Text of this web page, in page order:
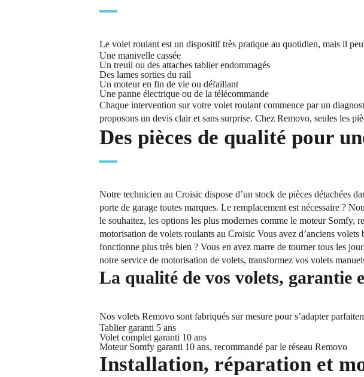
Le volet roulant est un dispositif très pratique au quotidien, mais il
Une manivelle cassée
Un treuil ou des attaches tablier endommagés
Des lames sorties du rail
Un moteur en fin de vie ou défaillant
Une panne électrique ou de la télécommande
Chaque intervention sur votre volet roulant commence par un
proposons un devis clair et sans surprise. Chez Removo, seules les
Des pièces de qualité pour
Notre technicien au Croisic dispose d’un stock de pièces détachées
porte de garage toutes marques. Le remplacement est nécessaire ?
le souhaitez, les options les plus modernes comme le moteur Somfy,
motorisation de volets roulants au Croisic Vous avez d’anciens
fonctionne plus très bien ? Vous en avez marre de tourner tous les
notre service de motorisation de volets, transformez vos volets
La qualité de vos volets, garantie
Nos volets Removo sont fabriqués sur mesure pour s’adapter
Tablier garanti 5 ans
Volet complet garanti 10 ans
Moteur Somfy garanti 10 ans, recommandé par le réseau Removo
Installation, réparation et